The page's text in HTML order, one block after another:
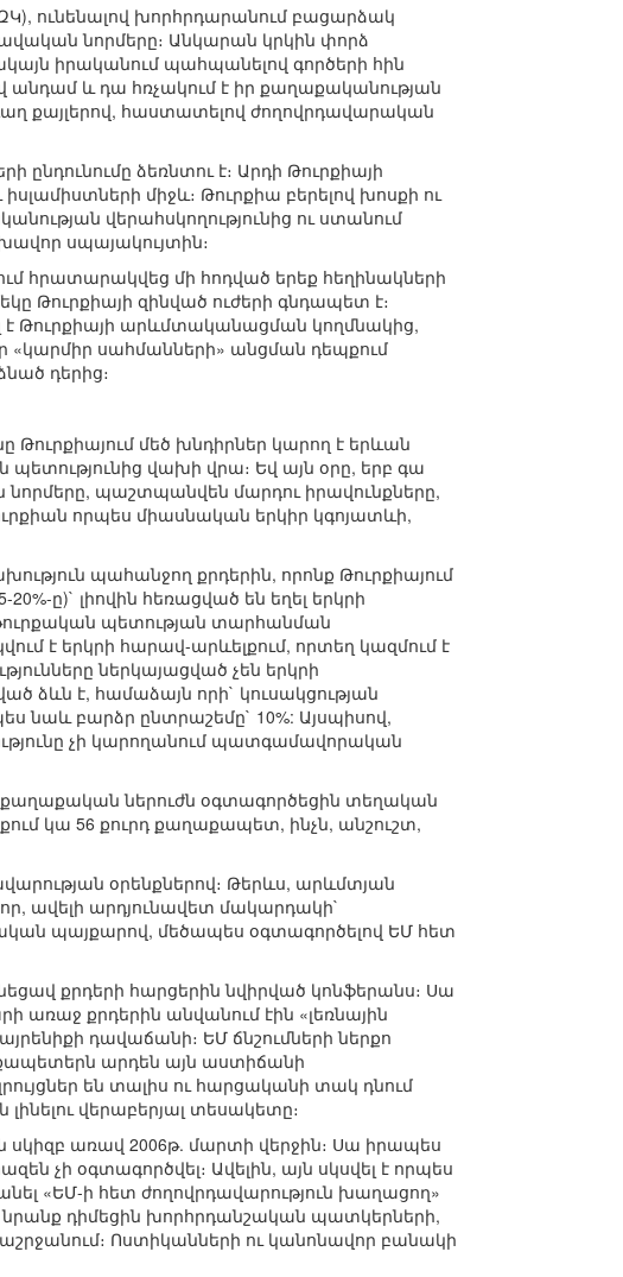
ունենալով խորհրդարանում բացարձակ
նորմերը։ Անկարան կրկին փորձ
իրականում պահպանելով գործերի հին
անդամ և դա հռչակում է իր քաղաքականության
քայլերով, հաստատելով ժողովրդավարական
ձեռնտու է։ Արդի Թուրքիայի
միջև։ Թուրքիա բերելով խոսքի ու
վերահսկողությունից ու ստանում
սպայակույտին։
հրատարակվեց մի հոդված երեք հեղինակների
Թուրքիայի զինված ուժերի գնդապետ է։
է Թուրքիայի արևմտականացման կողմնակից,
«կարմիր սահմանների» անցման դեպքում
դերից։
մեծ խնդիրներ կարող է երևան
պետությունից վախի վրա։ Եվ այն օրը, երբ գա
պաշտպանվեն մարդու իրավունքները,
որպես միասնական երկիր կգոյատևի,
պահանջող քրդերին, որոնք Թուրքիայում
ը)` լիովին հեռացված են եղել երկրի
պետության տարհանման
է երկրի հարավ-արևելքում, որտեղ կազմում է
ներկայացված չեն երկրի
ձևն է, համաձայն որի` կուսակցության
նաև բարձր ընտրաշեմը` 10%: Այսպիսով,
չի կարողանում պատգամավորական
քաղաքական ներուժն օգտագործեցին տեղական
կա 56 քուրդ քաղաքապետ, ինչն, անշուշտ,
օրենքներով։ Թերևս, արևմտյան
ավելի արդյունավետ մակարդակի`
պայքարով, մեծապես օգտագործելով ԵՄ հետ
քրդերի հարցերին նվիրված կոնֆերանս։ Սա
առաջ քրդերին անվանում էին «լեռնային
դավաճանի։ ԵՄ ճնշումների ներքո
արդեն այն աստիճանի
են տալիս ու հարցականի տակ դնում
վերաբերյալ տեսակետը։
սկիզբ առավ 2006թ. մարտի վերջին։ Սա իրապես
չի օգտագործվել։ Ավելին, այն սկսվել է որպես
«ԵՄ-ի հետ ժողովրդավարություն խաղացող»
նրանք դիմեցին խորհրդանշական պատկերների,
Ոստիկանների ու կանոնավոր բանակի